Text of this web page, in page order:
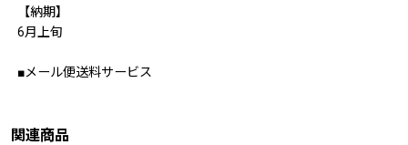
【納期】
6月上旬
■メール便送料サービス
関連商品